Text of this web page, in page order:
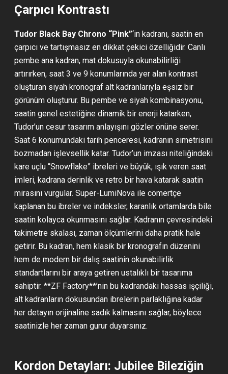
Çarpıcı Kontrastı
Tudor Black Bay Chrono “Pink”‘in kadranı, saatin en
çarpıcı ve tartışmasız en dikkat çekici özelliğidir. Canlı
pembe ana kadran, mat dokusuyla okunabilirliği
artırırken, saat 3 ve 9 konumlarında yer alan kontrast
oluşturan siyah kronograf alt kadranlarıyla eşsiz bir
görünüm oluşturur. Bu pembe ve siyah kombinasyonu,
saatin genel estetiğine dinamik bir enerji katarken,
Tudor’un cesur tasarım anlayışını gözler önüne serer.
Saat 6 konumundaki tarih penceresi, kadranın simetrisini
bozmadan işlevsellik katar. Tudor’un imzası niteliğindeki
kare uçlu “Snowflake” ibreleri ve büyük, ışık veren saat
imleri, kadrana derinlik ve retro bir hava katarak saatin
mirasını vurgular. Super-LumiNova ile cömertçe
kaplanan bu ibreler ve indeksler, karanlık ortamlarda bile
saatin kolayca okunmasını sağlar. Kadranın çevresindeki
takimetre skalası, zaman ölçümlerini daha pratik hale
getirir. Bu kadran, hem klasik bir kronografın düzenini
hem de modern bir dalış saatinin okunabilirlik
standartlarını bir araya getiren ustalıklı bir tasarıma
sahiptir. **ZF Factory**’nin bu kadrandaki hassas işçiliği,
alt kadranların dokusundan ibrelerin parlaklığına kadar
her detayın orijinaline sadık kalmasını sağlar, böylece
saatinizle her zaman gurur duyarsınız.
Kordon Detayları: Jubilee Bileziğin